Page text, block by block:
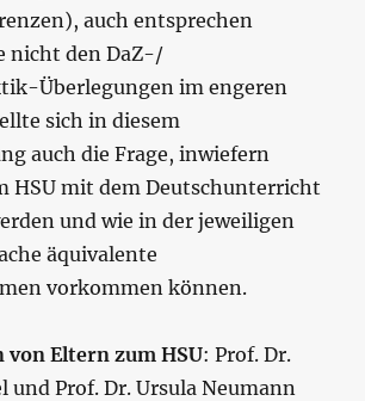
auch entsprechen
nicht den DaZ-/
Überlegungen im engeren
sich in diesem
auch die Frage, inwiefern
HSU mit dem Deutschunterricht
und wie in der jeweiligen
äquivalente
vorkommen können.
von Eltern zum HSU: Prof. Dr.
und Prof. Dr. Ursula Neumann